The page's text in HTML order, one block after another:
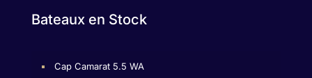
Bateaux en Stock
Cap Camarat 5.5 WA